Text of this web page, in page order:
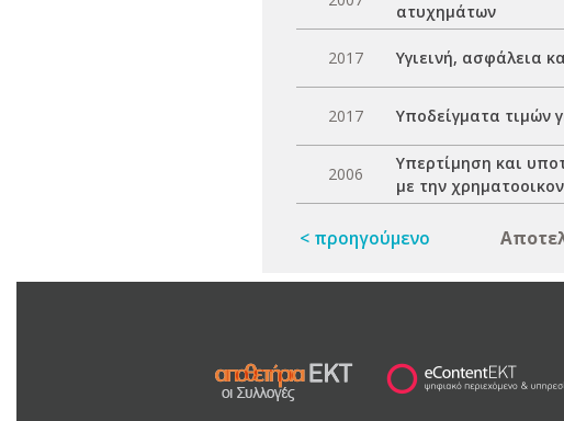
ατυχημάτων
2017 Υγιεινή, ασφάλεια
2017 Υπoδείγματα τιμών
2006
Υπερτίμηση και
με την
< προηγούμενο